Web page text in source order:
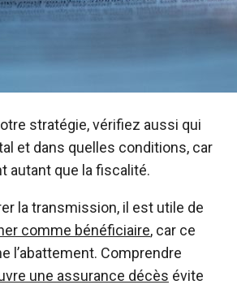
stratégie, vérifiez aussi qui
et dans quelles conditions, car
autant que la fiscalité.
la transmission, il est utile de
comme bénéficiaire, car ce
l’abattement. Comprendre
une assurance décès évite